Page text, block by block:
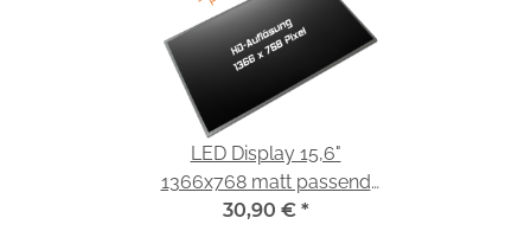
LED Display 15,6"
1366x768 matt passend
für Innolux N156BGE-L21
30,90 € *